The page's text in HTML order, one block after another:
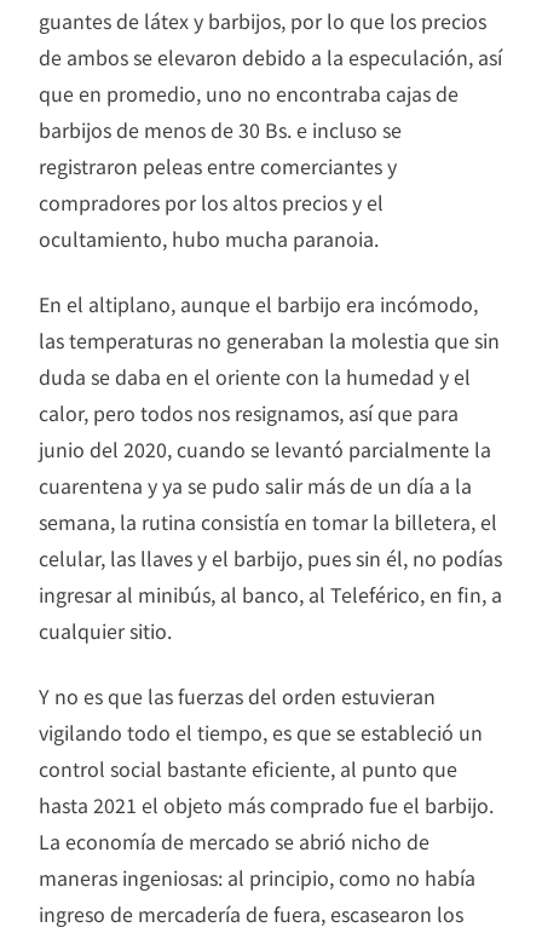
guantes de látex y barbijos, por lo que los precios
de ambos se elevaron debido a la especulación, así
que en promedio, uno no encontraba cajas de
barbijos de menos de 30 Bs. e incluso se
registraron peleas entre comerciantes y
compradores por los altos precios y el
ocultamiento, hubo mucha paranoia.
En el altiplano, aunque el barbijo era incómodo,
las temperaturas no generaban la molestia que sin
duda se daba en el oriente con la humedad y el
calor, pero todos nos resignamos, así que para
junio del 2020, cuando se levantó parcialmente la
cuarentena y ya se pudo salir más de un día a la
semana, la rutina consistía en tomar la billetera, el
celular, las llaves y el barbijo, pues sin él, no podías
ingresar al minibús, al banco, al Teleférico, en fin, a
cualquier sitio.
Y no es que las fuerzas del orden estuvieran
vigilando todo el tiempo, es que se estableció un
control social bastante eficiente, al punto que
hasta 2021 el objeto más comprado fue el barbijo.
La economía de mercado se abrió nicho de
maneras ingeniosas: al principio, como no había
ingreso de mercadería de fuera, escasearon los